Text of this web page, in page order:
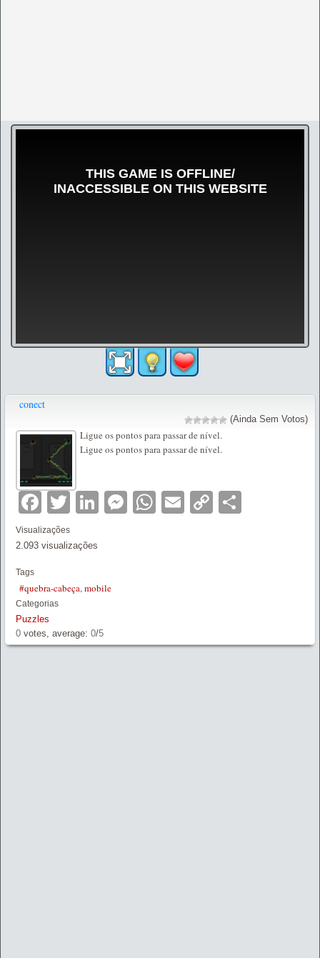
conect
(Ainda Sem Votos)
Ligue os pontos para passar de nível.
Ligue os pontos para passar de nível.
Facebook
TwitterLinkedIn
Messenger
WhatsApp
EmailCopy
Visualizações
2.093 visualizações
Tags
#quebra-cabeça,mobile
Categorias
Puzzles
0 votes, average: 0/5